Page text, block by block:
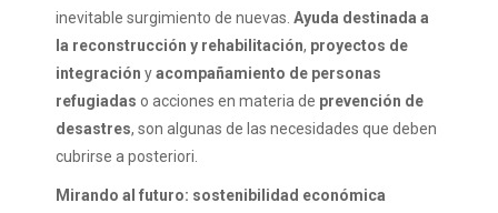
inevitable surgimiento de nuevas. Ayuda destinada a
la reconstrucción y rehabilitación, proyectos de
integración yacompañamiento de personas
refugiadas o acciones en materia de prevención de
desastres, son algunas de las necesidades que deben
cubrirse a posteriori.
Mirando al futuro: sostenibilidad económica